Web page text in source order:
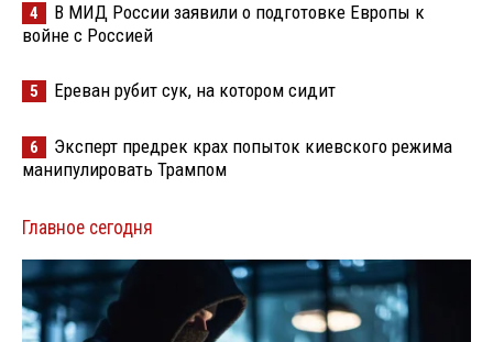
4
В МИД России заявили о подготовке Европы к
войне с Россией
5 Ереван рубит сук, на котором сидит
6
Эксперт предрек крах попыток киевского режима
манипулировать Трампом
Главное сегодня